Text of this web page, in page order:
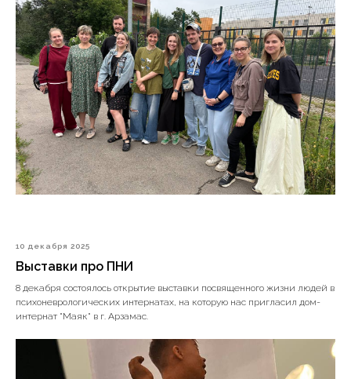
10 декабря 2025
Выставки про ПНИ
8 декабря состоялось открытие выставки посвященного жизни людей в
психоневрологических интернатах, на которую нас пригласил дом-
интернат "Маяк" в г. Арзамас.